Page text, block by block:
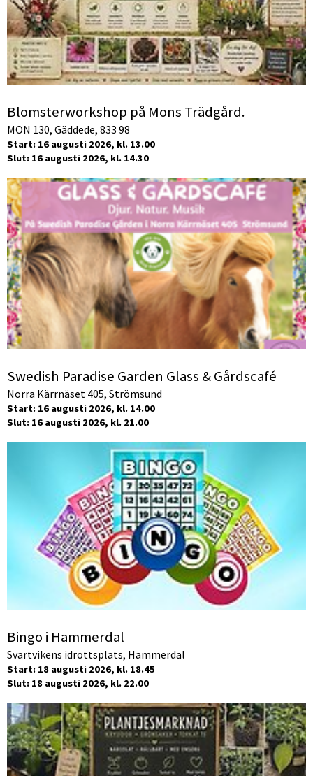
Blomsterworkshop på Mons Trädgård.
MON 130, Gäddede, 833 98
Start: 16 augusti 2026, kl. 13.00
Slut: 16 augusti 2026, kl. 14.30
Swedish Paradise Garden Glass & Gårdscafé
Norra Kärrnäset 405, Strömsund
Start: 16 augusti 2026, kl. 14.00
Slut: 16 augusti 2026, kl. 21.00
Bingo i Hammerdal
Svartvikens idrottsplats, Hammerdal
Start: 18 augusti 2026, kl. 18.45
Slut: 18 augusti 2026, kl. 22.00